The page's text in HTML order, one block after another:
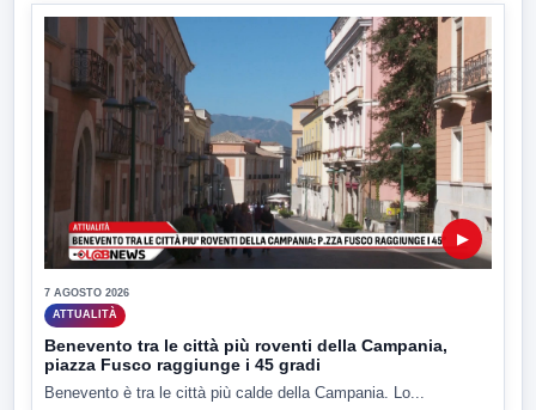
▶
7 AGOSTO 2026
ATTUALITÀ
Benevento tra le città più roventi della Campania,
piazza Fusco raggiunge i 45 gradi
Benevento è tra le città più calde della Campania. Lo...